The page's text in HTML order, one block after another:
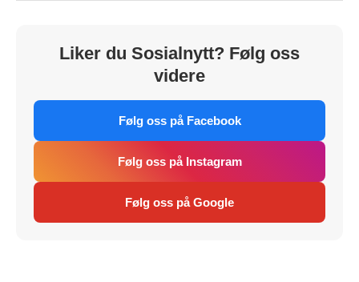
Liker du Sosialnytt? Følg oss
videre
Følg oss på Facebook
Følg oss på Instagram
Følg oss på Google